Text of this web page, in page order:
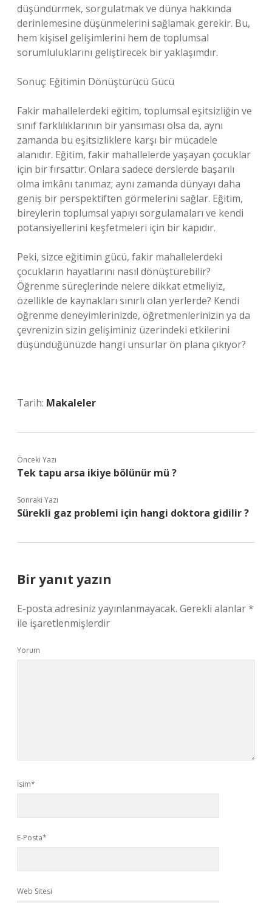
düşündürmek, sorgulatmak ve dünya hakkında
derinlemesine düşünmelerini sağlamak gerekir. Bu,
hem kişisel gelişimlerini hem de toplumsal
sorumluluklarını geliştirecek bir yaklaşımdır.
Sonuç: Eğitimin Dönüştürücü Gücü
Fakir mahallelerdeki eğitim, toplumsal eşitsizliğin ve
sınıf farklılıklarının bir yansıması olsa da, aynı
zamanda bu eşitsizliklere karşı bir mücadele
alanıdır. Eğitim, fakir mahallelerde yaşayan çocuklar
için bir fırsattır. Onlara sadece derslerde başarılı
olma imkânı tanımaz; aynı zamanda dünyayı daha
geniş bir perspektiften görmelerini sağlar. Eğitim,
bireylerin toplumsal yapıyı sorgulamaları ve kendi
potansiyellerini keşfetmeleri için bir kapıdır.
Peki, sizce eğitimin gücü, fakir mahallelerdeki
çocukların hayatlarını nasıl dönüştürebilir?
Öğrenme süreçlerinde nelere dikkat etmeliyiz,
özellikle de kaynakları sınırlı olan yerlerde? Kendi
öğrenme deneyimlerinizde, öğretmenlerinizin ya da
çevrenizin sizin gelişiminiz üzerindeki etkilerini
düşündüğünüzde hangi unsurlar ön plana çıkıyor?
Tarih: Makaleler
Önceki Yazı
Tek tapu arsa ikiye bölünür mü ?
Sonraki Yazı
Sürekli gaz problemi için hangi doktora gidilir ?
Bir yanıt yazın
E-posta adresiniz yayınlanmayacak. Gerekli alanlar*
ile işaretlenmişlerdir
Yorum
İsim*
E-Posta*
Web Sitesi